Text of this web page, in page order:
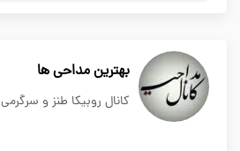
بهترین مداحی ها
کانال روبیکا طنز و سرگرمی